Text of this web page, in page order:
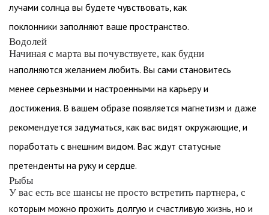
лучами солнца вы будете чувствовать, как
поклонники заполняют ваше пространство.
Водолей
Начиная с марта вы почувствуете, как будни
наполняются желанием любить. Вы сами становитесь
менее серьезными и настроенными на карьеру и
достижения. В вашем образе появляется магнетизм и даже
рекомендуется задуматься, как вас видят окружающие, и
поработать с внешним видом. Вас ждут статусные
претенденты на руку и сердце.
Рыбы
У вас есть все шансы не просто встретить партнера, с
которым можно прожить долгую и счастливую жизнь, но и